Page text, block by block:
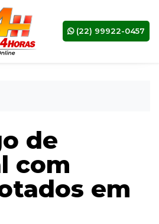
(22) 99922-0457
de
com
em